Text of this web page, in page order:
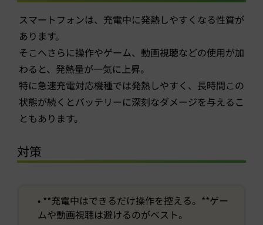
スマートフォンは、充電中に発熱しやすくなる性質が
あります。
そこへさらに操作やゲーム、動画視聴などの使用が加
わると、発熱量が一気に上昇。
特に急速充電対応機種では発熱しやすく、長時間この
状態が続くとバッテリーに深刻なダメージを与えるこ
ともあります。
対策
• **充電中はできるだけ操作を控える。**ゲー
ムや動画視聴は避けるのがベスト。